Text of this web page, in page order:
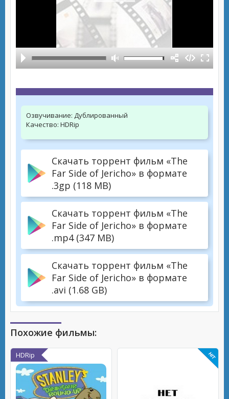
Озвучивание: Дублированный
Качество: HDRip
Скачать торрент фильм «The
Far Side of Jericho» в формате
.3gp (118 MB)
Скачать торрент фильм «The
Far Side of Jericho» в формате
.mp4 (347 MB)
Скачать торрент фильм «The
Far Side of Jericho» в формате
.avi (1.68 GB)
Похожие фильмы:
HDRip